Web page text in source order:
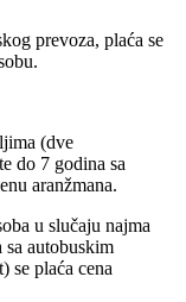
prevoza, plaća se
(dve
do 7 godina sa
aranžmana.
u slučaju najma
sa autobuskim
se plaća cena